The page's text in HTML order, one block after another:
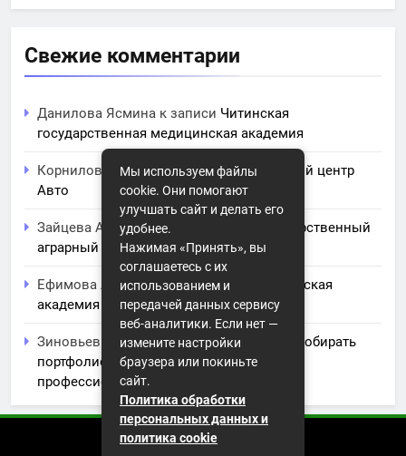
Свежие комментарии
Данилова Ясмина к записи Читинская
государственная медицинская академия
Корнилова Анитак записиЧПОУ Учебный центр
Авто
Зайцева Аринак записи
Курский государственный
аграрный университет им. И.И. Иванова
Ефимова Лидияк записиСеверо-Кавказская
академия управления
Зиновьев Радомирк записиИскусство собирать
портфолио: советы и заметки для
профессионального роста
Мы используем файлы
cookie. Они помогают
улучшать сайт и делать его
удобнее.
Нажимая «Принять», вы
соглашаетесь с их
использованием и
передачей данных сервису
веб-аналитики. Если нет —
измените настройки
браузера или покиньте
сайт.
Политика обработки
персональных данных и
политика cookie